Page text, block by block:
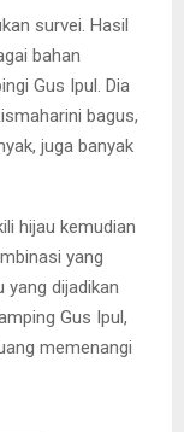
survei. Hasil
bahan
Gus Ipul. Dia
bagus,
juga banyak
hijau kemudian
yang
yang dijadikan
Gus Ipul,
memenangi